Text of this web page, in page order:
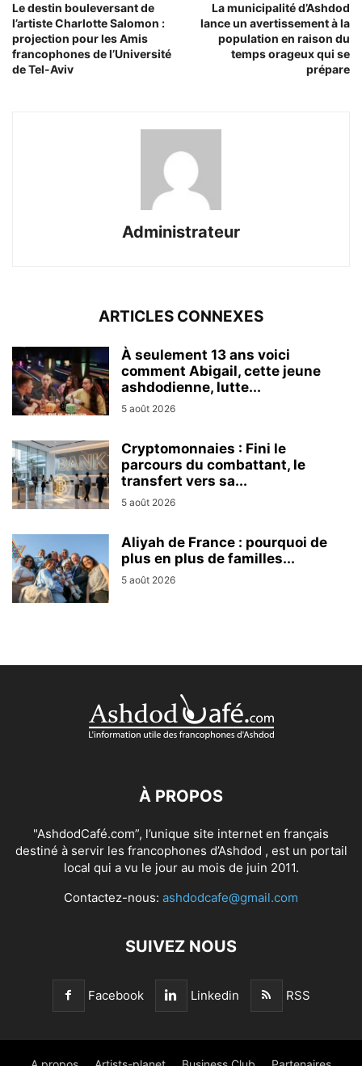
Le destin bouleversant de
l’artiste Charlotte Salomon :
projection pour les Amis
francophones de l’Université
de Tel-Aviv
La municipalité d’Ashdod
lance un avertissement à la
population en raison du
temps orageux qui se
prépare
Administrateur
ARTICLES CONNEXES
À seulement 13 ans voici
comment Abigail, cette jeune
ashdodienne, lutte...
5 août 2026
Cryptomonnaies : Fini le
parcours du combattant, le
transfert vers sa...
5 août 2026
Aliyah de France : pourquoi de
plus en plus de familles...
5 août 2026
À PROPOS
"AshdodCafé.com”, l’unique site internet en français
destiné à servir les francophones d’Ashdod , est un portail
local qui a vu le jour au mois de juin 2011.
Contactez-nous: ashdodcafe@gmail.com
SUIVEZ NOUS
Facebook Linkedin RSS